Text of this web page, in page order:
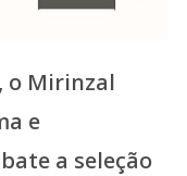
o Mirinzal
e
a seleção